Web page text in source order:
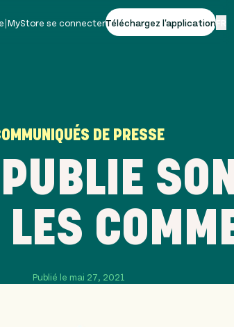
|MyStore se connecterTéléchargez l'application
DE PRESSE
PUBLIE
Publié le mai 27, 2021